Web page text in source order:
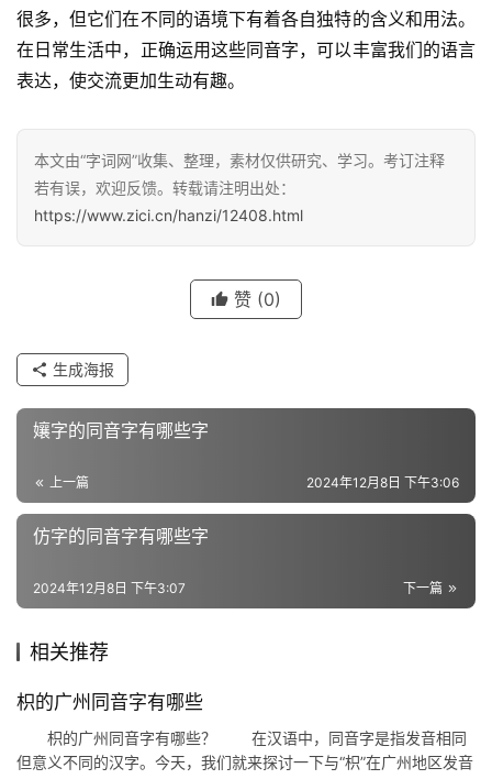
汉
字
义
近
词
词
很多，但它们在不同的语境下有着各自独特的含义和用法。
在日常生活中，正确运用这些同音字，可以丰富我们的语言
表达，使交流更加生动有趣。
本文由“字词网”收集、整理，素材仅供研究、学习。考订注释
若有误，欢迎反馈。转载请注明出处：
https://www.zici.cn/hanzi/12408.html
赞 (0)
生成海报
孃字的同音字有哪些字
上一篇 2024年12月8日 下午3:06
仿字的同音字有哪些字
下一篇
2024年12月8日 下午3:07
相关推荐
枳的广州同音字有哪些
枳的广州同音字有哪些？ 在汉语中，同音字是指发音相同
但意义不同的汉字。今天，我们就来探讨一下与“枳”在广州地区发音